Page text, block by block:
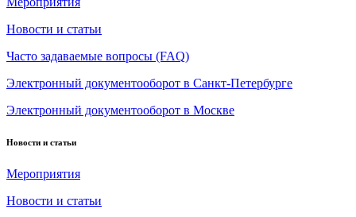
Новости и статьи
Часто задаваемые вопросы (FAQ)
Электронный документооборот в Санкт-Петербурге
Электронный документооборот в Москве
Новости и статьи
Мероприятия
Новости и статьи